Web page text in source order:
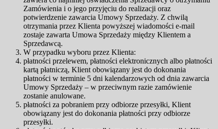
Zamówienia i o jego przyjęciu do realizacji oraz
potwierdzenie zawarcia Umowy Sprzedaży. Z chwilą
otrzymania przez Klienta powyższej wiadomości e-mail
zostaje zawarta Umowa Sprzedaży między Klientem a
Sprzedawcą.
W przypadku wyboru przez Klienta:
płatności przelewem, płatności elektronicznych albo płatności
kartą płatniczą, Klient obowiązany jest do dokonania
płatności w terminie 5 dni kalendarzowych od dnia zawarcia
Umowy Sprzedaży – w przeciwnym razie zamówienie
zostanie anulowane.
płatności za pobraniem przy odbiorze przesyłki, Klient
obowiązany jest do dokonania płatności przy odbiorze
przesyłki.